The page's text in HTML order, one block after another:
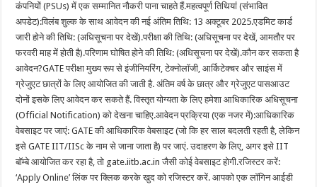
कंपनियों (PSUs) में एक सम्मानित नौकरी पाना चाहते हैं.महत्वपूर्ण तिथियां (संभावित
अपडेट):विलंब शुल्क के साथ आवेदन की नई अंतिम तिथि: 13 अक्टूबर 2025.एडमिट कार्ड
जारी होने की तिथि: (अधिसूचना पर देखें).परीक्षा की तिथि: (अधिसूचना पर देखें, आमतौर पर
फरवरी माह में होती है).परिणाम घोषित होने की तिथि: (अधिसूचना पर देखें).कौन कर सकता है
आवेदन?GATE परीक्षा मुख्य रूप से इंजीनियरिंग, टेक्नोलॉजी, आर्किटेक्चर और साइंस में
ग्रेजुएट छात्रों के लिए आयोजित की जाती है. अंतिम वर्ष के छात्र और ग्रेजुएट पासआउट
दोनों इसके लिए आवेदन कर सकते हैं. विस्तृत योग्यता के लिए हमेशा आधिकारिक अधिसूचना
(Official Notification) को देखना चाहिए.आवेदन प्रक्रिया (एक नजर में):आधिकारिक
वेबसाइट पर जाएं: GATE की आधिकारिक वेबसाइट (जो कि हर साल बदलती रहती है, लेकिन
इसे GATE IIT/IISc के नाम से जाना जाता है) पर जाएं. उदाहरण के लिए, अगर इसे IIT
बॉम्बे आयोजित कर रहा है, तो gate.iitb.ac.in जैसी कोई वेबसाइट होगी.रजिस्टर करें:
‘Apply Online’ लिंक पर क्लिक करके खुद को रजिस्टर करें. आपको एक लॉगिन आईडी